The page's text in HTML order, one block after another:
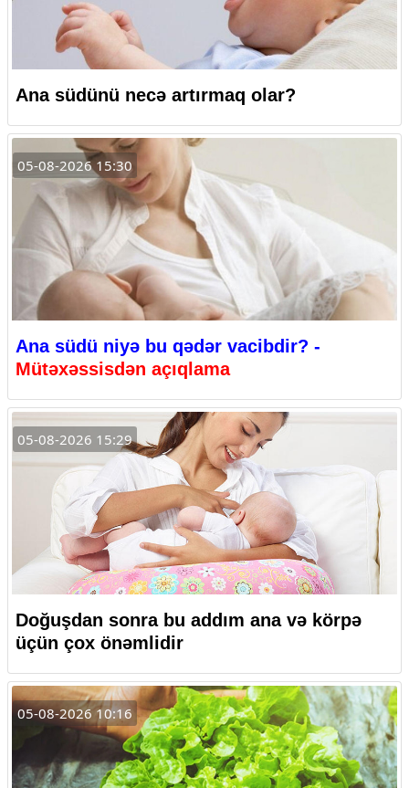
Ana südünü necə artırmaq olar?
05-08-2026 15:30
Ana südü niyə bu qədər vacibdir? -
Mütəxəssisdən açıqlama
05-08-2026 15:29
Doğuşdan sonra bu addım ana və körpə
üçün çox önəmlidir
05-08-2026 10:16